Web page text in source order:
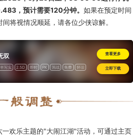
，预计需要120分钟。 如果在预定时间
将视情况顺延，请各位少侠谅解。
双
半写实 2.5D 即时 PK 国战 免费 怀旧
查看更多
立即下载
欢乐主题的"大闹江湖"活动，可通过主页